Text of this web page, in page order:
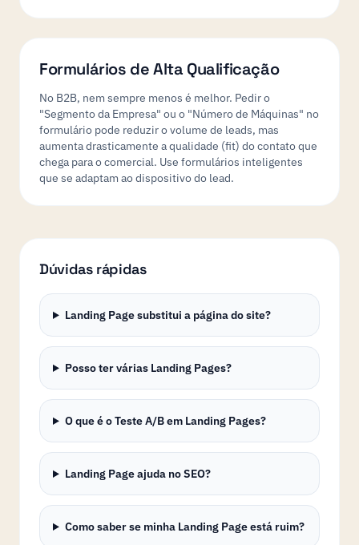
Formulários de Alta Qualificação
No B2B, nem sempre menos é melhor. Pedir o
"Segmento da Empresa" ou o "Número de Máquinas" no
formulário pode reduzir o volume de leads, mas
aumenta drasticamente a qualidade (fit) do contato que
chega para o comercial. Use formulários inteligentes
que se adaptam ao dispositivo do lead.
Dúvidas rápidas
Landing Page substitui a página do site?
Posso ter várias Landing Pages?
O que é o Teste A/B em Landing Pages?
Landing Page ajuda no SEO?
Como saber se minha Landing Page está ruim?